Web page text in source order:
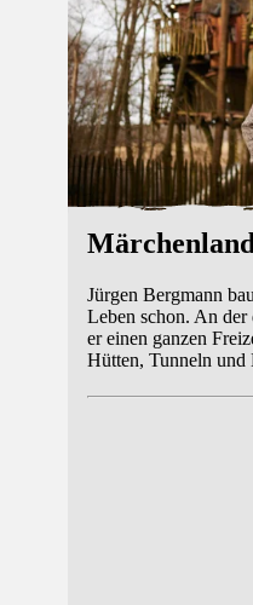
Jürgen Bergmann
Leben schon. An der
er einen ganzen
Hütten, Tunneln und